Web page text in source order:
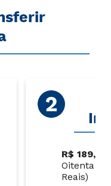
R$ 189,00
Oitenta e
Reais)